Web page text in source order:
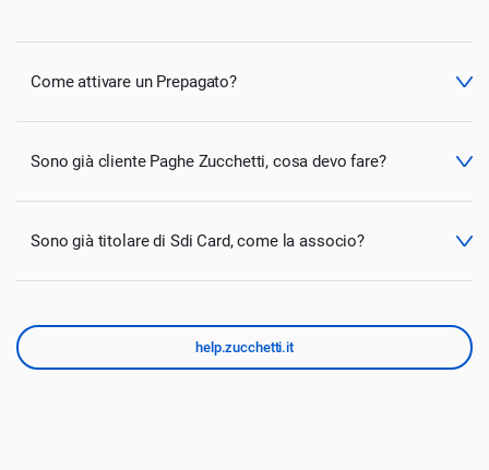
Come attivare un Prepagato?
Sono già cliente Paghe Zucchetti, cosa devo fare?
Sono già titolare di Sdi Card, come la associo?
help.zucchetti.it